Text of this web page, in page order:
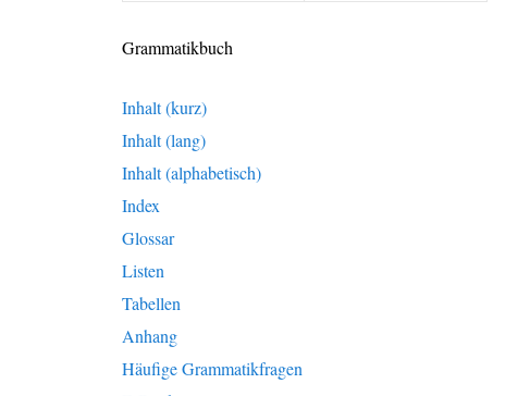
Grammatikbuch
Inhalt (kurz)
Inhalt (lang)
Inhalt (alphabetisch)
Index
Glossar
Listen
Tabellen
Anhang
Häufige Grammatikfragen